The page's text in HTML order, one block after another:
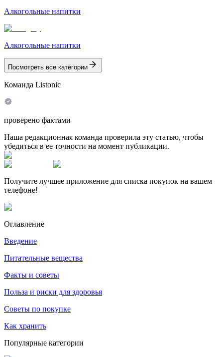
Алкогольные напитки
Алкогольные напитки
Посмотреть все категории
Команда Listonic
проверено фактами
Наша редакционная команда проверила эту статью, чтобы
убедиться в ее точности на момент публикации.
Получите лучшее приложение для списка покупок на вашем
телефоне!
Оглавление
Введение
Питательные вещества
Факты и советы
Польза и риски для здоровья
Советы по покупке
Как хранить
Популярные категории